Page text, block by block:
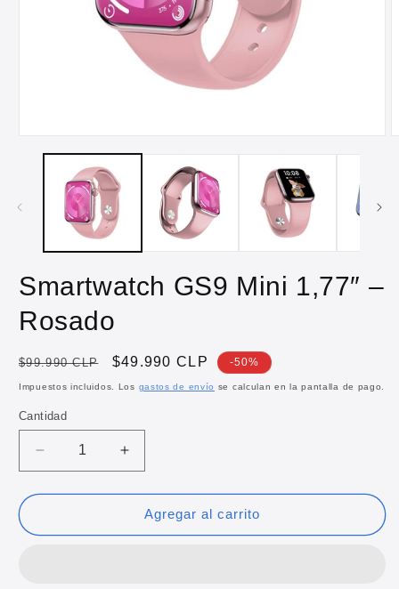
elemento
una
Smartwatch GS9 Mini 1,77″ –
Rosado
Precio
habitual
$99.990 CLP
Precio
de
$49.990 CLP -50%
Impuestos incluidos. Los gastos de envío se calculan en la pantalla de pago.
Cantidad
Reducir
cantidad
para
GS9
Aumentar
cantidad
para
Smartwatch
GS9
Agregar al carrito